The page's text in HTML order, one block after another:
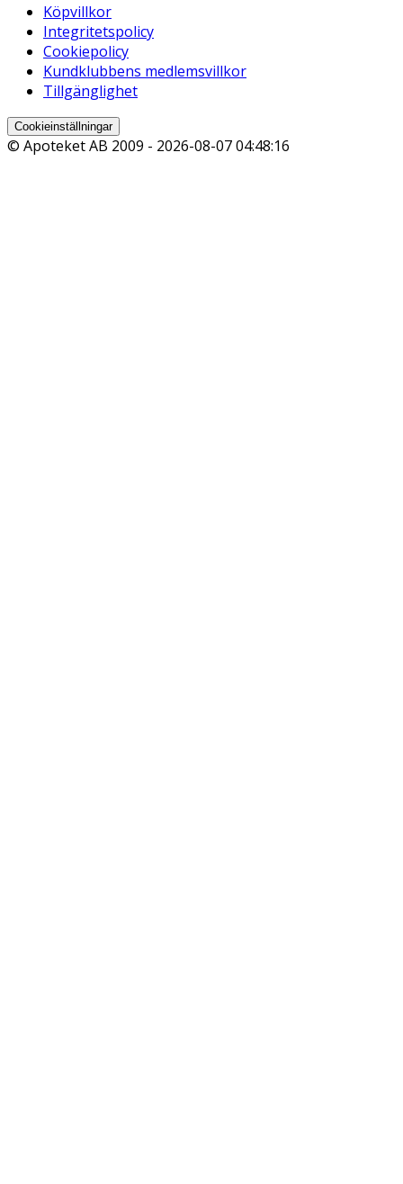
Köpvillkor
Integritetspolicy
Cookiepolicy
Kundklubbens medlemsvillkor
Tillgänglighet
Cookieinställningar
© Apoteket AB 2009 - 2026-08-07 04:48:16